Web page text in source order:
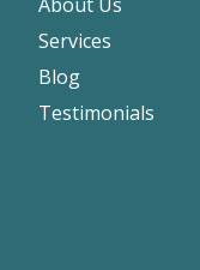
Services
Blog
Testimonials